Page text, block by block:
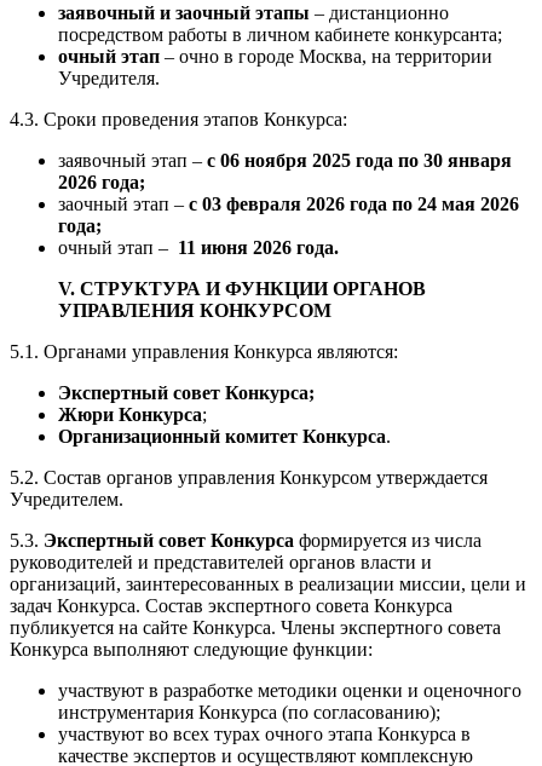
заявочный и заочный этапы – дистанционно
посредством работы в личном кабинете конкурсанта;
очный этап – очно в городе Москва, на территории
Учредителя.
4.3. Сроки проведения этапов Конкурса:
заявочный этап – с 06 ноября 2025 года по 30 января
2026 года;
заочный этап – с 03 февраля 2026 года по 24 мая 2026
года;
очный этап – 11 июня 2026 года.
V. СТРУКТУРА И ФУНКЦИИ ОРГАНОВ
УПРАВЛЕНИЯ КОНКУРСОМ
5.1. Органами управления Конкурса являются:
Экспертный совет Конкурса;
Жюри Конкурса;
Организационный комитет Конкурса.
5.2. Состав органов управления Конкурсом утверждается
Учредителем.
5.3. Экспертный совет Конкурса формируется из числа
руководителей и представителей органов власти и
организаций, заинтересованных в реализации миссии, цели и
задач Конкурса. Состав экспертного совета Конкурса
публикуется на сайте Конкурса. Члены экспертного совета
Конкурса выполняют следующие функции:
участвуют в разработке методики оценки и оценочного
инструментария Конкурса (по согласованию);
участвуют во всех турах очного этапа Конкурса в
качестве экспертов и осуществляют комплексную